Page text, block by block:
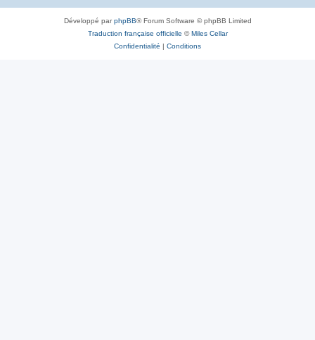
Développé parphpBB® Forum Software © phpBB Limited
Traduction française officielle ©Miles Cellar
Confidentialité | Conditions